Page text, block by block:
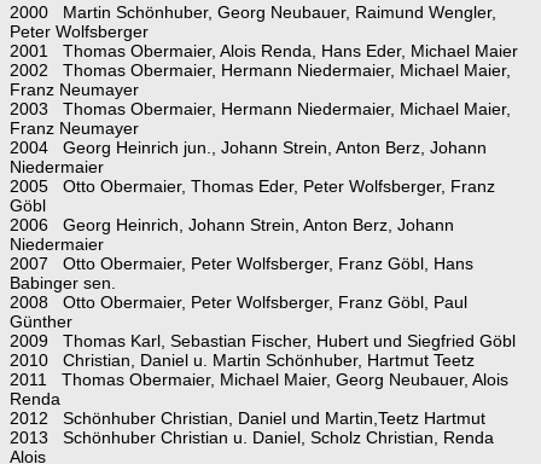
2000 Martin Schönhuber, Georg Neubauer, Raimund Wengler,
Peter Wolfsberger
2001 Thomas Obermaier, Alois Renda, Hans Eder, Michael Maier
2002 Thomas Obermaier, Hermann Niedermaier, Michael Maier,
Franz Neumayer
2003 Thomas Obermaier, Hermann Niedermaier, Michael Maier,
Franz Neumayer
2004 Georg Heinrich jun., Johann Strein, Anton Berz, Johann
Niedermaier
2005 Otto Obermaier, Thomas Eder, Peter Wolfsberger, Franz
Göbl
2006 Georg Heinrich, Johann Strein, Anton Berz, Johann
Niedermaier
2007 Otto Obermaier, Peter Wolfsberger, Franz Göbl, Hans
Babinger sen.
2008 Otto Obermaier, Peter Wolfsberger, Franz Göbl, Paul
Günther
2009 Thomas Karl, Sebastian Fischer, Hubert und Siegfried Göbl
2010 Christian, Daniel u. Martin Schönhuber, Hartmut Teetz
2011 Thomas Obermaier, Michael Maier, Georg Neubauer, Alois
Renda
2012 Schönhuber Christian, Daniel und Martin,Teetz Hartmut
2013 Schönhuber Christian u. Daniel, Scholz Christian, Renda
Alois